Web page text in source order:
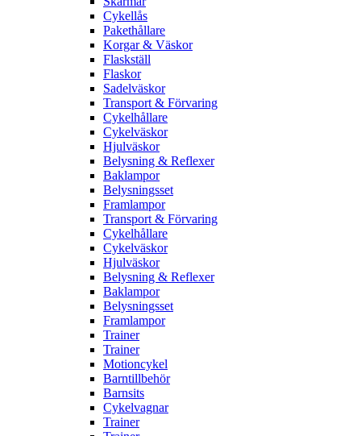
Cykellås
Pakethållare
Korgar & Väskor
Flaskställ
Flaskor
Sadelväskor
Transport & Förvaring
Cykelhållare
Cykelväskor
Hjulväskor
Belysning & Reflexer
Baklampor
Belysningsset
Framlampor
Transport & Förvaring
Cykelhållare
Cykelväskor
Hjulväskor
Belysning & Reflexer
Baklampor
Belysningsset
Framlampor
Trainer
Trainer
Motioncykel
Barntillbehör
Barnsits
Cykelvagnar
Trainer